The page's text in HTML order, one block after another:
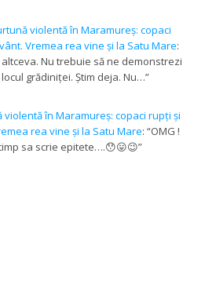
violentă în Maramureș: copaci
Vremea rea vine și la Satu Mare:
altceva. Nu trebuie să ne demonstrezi
grădiniței. Știm deja. Nu…”
violentă în Maramureș: copaci rupți și
rea vine și la Satu Mare: “OMG !
sa scrie epitete….😯😛😉”